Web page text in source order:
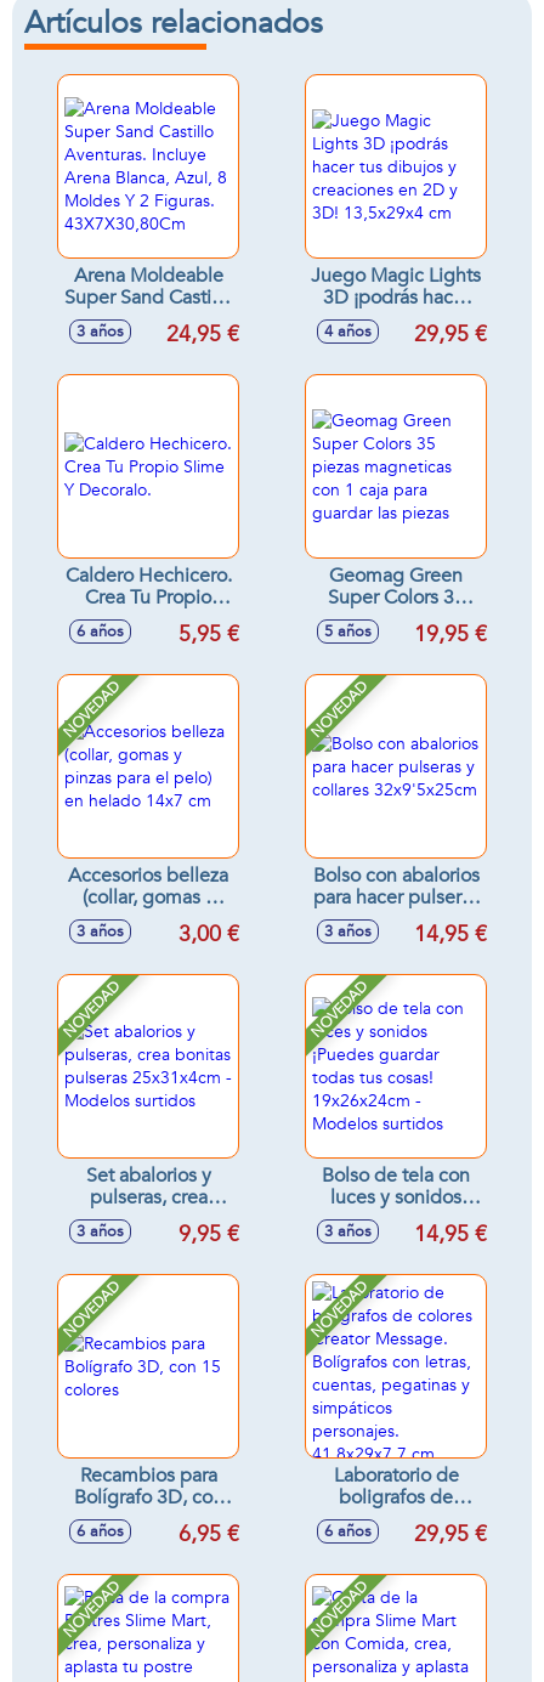
Artículos relacionados
Arena Moldeable
Super Sand Castillo
Aventuras. Incluye
Arena Blanca, Azul,
3 años 24,95 €
Juego Magic Lights
3D ¡podrás hacer
tus dibujos y
creaciones en 2D y
4 años 29,95 €
Caldero Hechicero.
Crea Tu Propio
Slime Y Decoralo.
6 años 5,95 €
Geomag Green
Super Colors 35
piezas magneticas
con 1 caja para
5 años 19,95 €
NOVEDAD
Accesorios belleza
(collar, gomas y
pinzas para el pelo)
en helado 14x7 cm
3 años 3,00 €
NOVEDAD
Bolso con abalorios
para hacer pulseras
y collares
32x9'5x25cm
3 años 14,95 €
NOVEDAD
Set abalorios y
pulseras, crea
bonitas pulseras
25x31x4cm -
3 años 9,95 €
NOVEDAD
Bolso de tela con
luces y sonidos
¡Puedes guardar
todas tus cosas!
Modelos surtidos
3 años 14,95 €
NOVEDAD
Recambios para
Bolígrafo 3D, con
15 colores
6 años 6,95 €
NOVEDAD
Laboratorio de
boligrafos de
colores Creator
Message.
letras, cuentas,
pegatinas y
simpáticos
personajes.
41,8x29x7,7 cm
6 años 29,95 €
NOVEDAD NOVEDAD